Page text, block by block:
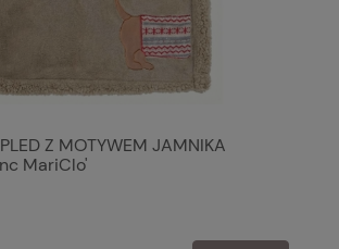
Z MOTYWEM JAMNIKA
MariClo'